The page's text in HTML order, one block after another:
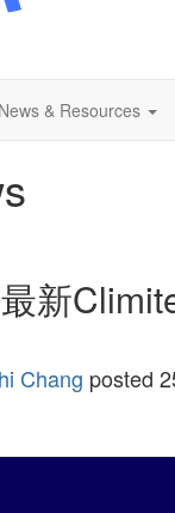
& Resources
新
Chang posted